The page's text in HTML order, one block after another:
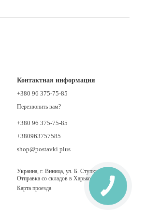
Контактная информация
+380 96 375-75-85
Перезвонить вам?
+380 96 375-75-85
+380963757585
shop@postavki.plus
Украина, г. Виница, ул. Б. Ступки 21.
Отправка со складов в Харькове, Киеве
Карта проезда